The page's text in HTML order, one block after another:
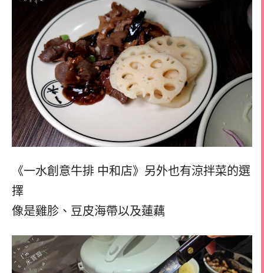
《一水創意牛排 中和店》另外也有涼拌菜的選
擇
像是雞胗、豆皮海帶以及蓮藕